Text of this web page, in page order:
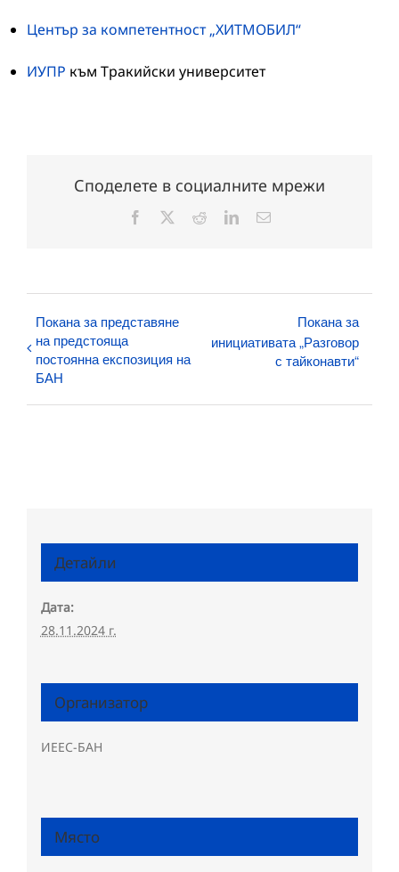
Център за компетентност „ХИТМОБИЛ“
ИУПР към Тракийски университет
Споделете в социалните мрежи
Facebook RedditLinkedInЕлектронна
Покана за представяне
на предстояща
постоянна експозиция на
БАН
Покана за
инициативата „Разговор
с тайконавти“
Детайли
Дата:
28.11.2024 г.
Организатор
ИЕЕС-БАН
Място